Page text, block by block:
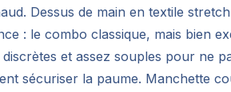
Dessus de main en textile
: le combo classique, mais bien
et assez souples pour ne
sécuriser la paume. Manchette